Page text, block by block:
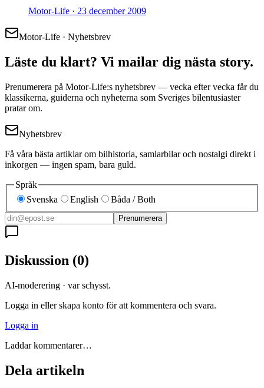
Motor-Life · 23 december 2009
Motor-Life · Nyhetsbrev
Läste du klart? Vi mailar dig nästa story.
Prenumerera på Motor-Life:s nyhetsbrev — vecka efter vecka får du
klassikerna, guiderna och nyheterna som Sveriges bilentusiaster
pratar om.
Nyhetsbrev
Få våra bästa artiklar om bilhistoria, samlarbilar och nostalgi direkt i
inkorgen — ingen spam, bara guld.
Språk
Svenska
English Båda / Both
Prenumerera
Diskussion (0)
AI-moderering · var schysst.
Logga in eller skapa konto för att kommentera och svara.
Logga in
Laddar kommentarer…
Dela artikeln